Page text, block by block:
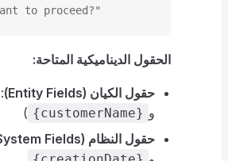
to proceed?"
الحقول الديناميكية المتاحة:
حقول الكيان (Entity Fields)
و {customerName}
)
حقول النظام (System Fields)